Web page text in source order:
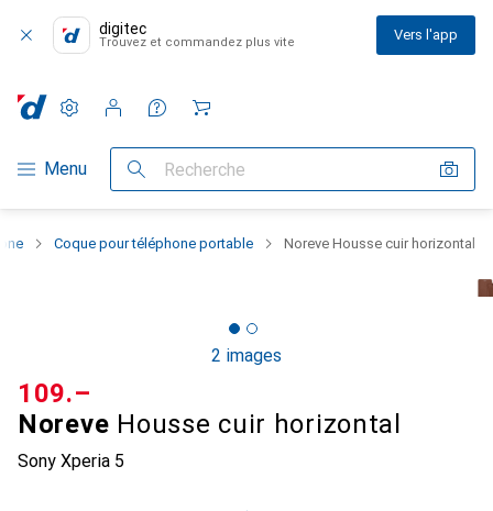
digitec
Trouvez et commandez plus vite Vers l'app
Navigation par catégorie
Menu Recherche
Paramètres
Compte client
Listes de comparaison
Listes d'envies
Panier
Coque pour téléphone portable Noreve Housse cuir horizontal
2 images
Noreve Housse cuir horizontal
Sony Xperia 5
CHF
109.–